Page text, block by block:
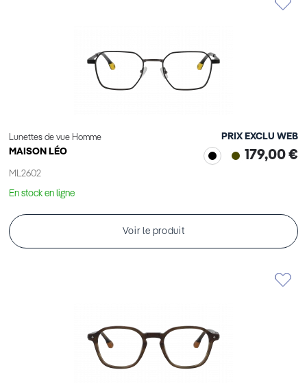
Lunettes de vue Homme
MAISON LÉO
ML2602
PRIX EXCLU WEB
179,00 €
En stock en ligne
Voir le produit